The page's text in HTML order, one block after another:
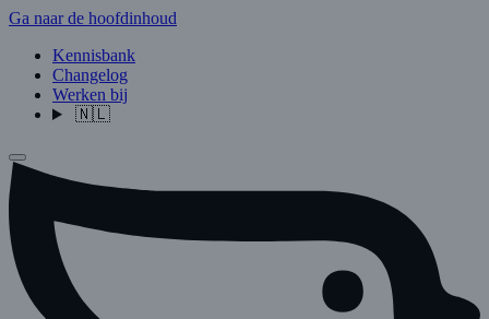
Ga naar de hoofdinhoud
Kennisbank
Changelog
Werken bij
🇳🇱